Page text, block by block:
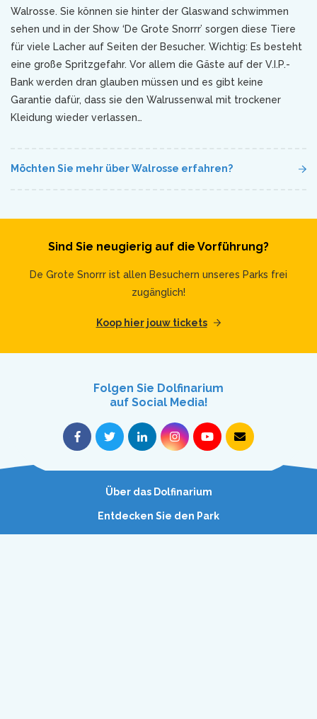
Walrosse. Sie können sie hinter der Glaswand schwimmen
sehen und in der Show ‘De Grote Snorrr’ sorgen diese Tiere
für viele Lacher auf Seiten der Besucher. Wichtig: Es besteht
eine große Spritzgefahr. Vor allem die Gäste auf der V.I.P.-
Bank werden dran glauben müssen und es gibt keine
Garantie dafür, dass sie den Walrussenwal mit trockener
Kleidung wieder verlassen…
Möchten Sie mehr über Walrosse erfahren?
Sind Sie neugierig auf die Vorführung?
De Grote Snorrr ist allen Besuchern unseres Parks frei
zugänglich!
Koop hier jouw tickets
Folgen Sie Dolfinarium
auf Social Media!
Über das Dolfinarium
Entdecken Sie den Park